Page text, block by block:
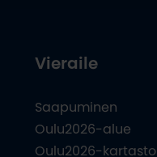
Vieraile
Saapuminen
Oulu2026-alue
Oulu2026-kartasto